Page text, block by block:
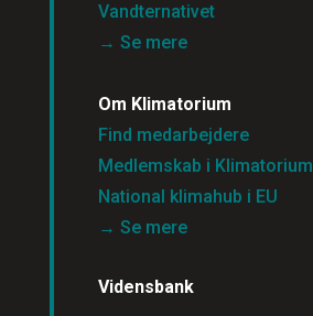
Vandternativet
→ Se mere
Om Klimatorium
Find medarbejdere
Medlemskab i Klimatorium
National klimahub i EU
→ Se mere
Vidensbank